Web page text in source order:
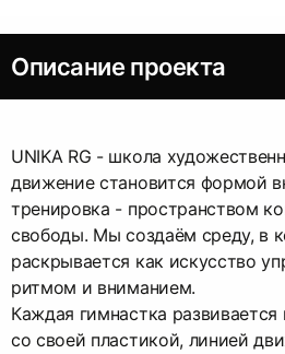
Описание проекта
UNIKA RG - школа
движение становится формой
тренировка - пространством
свободы. Мы создаём среду, в
раскрывается как искусство
ритмом и вниманием.
Каждая гимнастка развивается
со своей пластикой, линией